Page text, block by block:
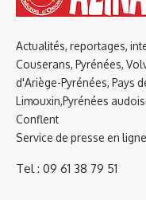
Actualités, reportages,
Couserans, Pyrénées,
d'Ariège-Pyrénées, Pays
Limouxin,Pyrénées
Conflent
Service de presse en ligne
Tel : 09 61 38 79 51